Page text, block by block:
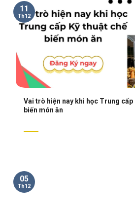
Vai trò hiện nay khi học Trung cấp
biến món ăn
11
Th12
05
Th12